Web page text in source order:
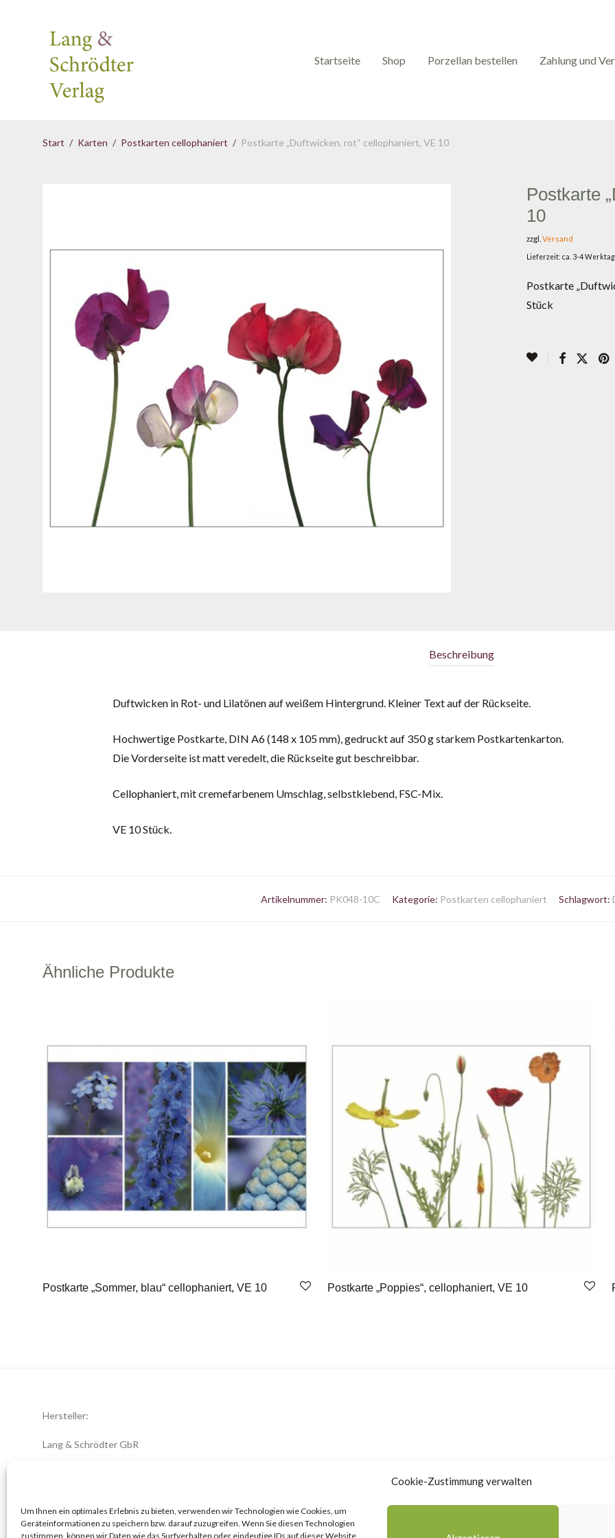
Cookie-Zustimmung verwalten
Um Ihnen ein optimales Erlebnis zu bieten, verwenden wir Technologien wie Cookies, um
Geräteinformationen zu speichern bzw. darauf zuzugreifen. Wenn Sie diesen Technologien
zustimmen, können wir Daten wie das Surfverhalten oder eindeutige IDs auf dieser Website
Startseite Shop Porzellan bestellen Zahlung und
Start / Karten / Postkarten cellophaniert / Postkarte „Duftwicken, rot“ cellophaniert, VE 10
Postkarte
10
zzgl. Versand
Lieferzeit: ca. 3-4
Postkarte
Stück
Beschreibung
Duftwicken in Rot- und Lilatönen auf weißem Hintergrund. Kleiner Text auf der Rückseite.
Hochwertige Postkarte, DIN A6 (148 x 105 mm), gedruckt auf 350 g starkem Postkartenkarton.
Die Vorderseite ist matt veredelt, die Rückseite gut beschreibbar.
Cellophaniert, mit cremefarbenem Umschlag, selbstklebend, FSC-Mix.
VE 10 Stück.
Artikelnummer: PK048-10C Kategorie: Postkarten cellophaniert Schlagwort:
Ähnliche Produkte
Postkarte „Sommer, blau“ cellophaniert, VE 10 Postkarte „Poppies“, cellophaniert, VE 10
Hersteller:
Lang & Schrödter GbR